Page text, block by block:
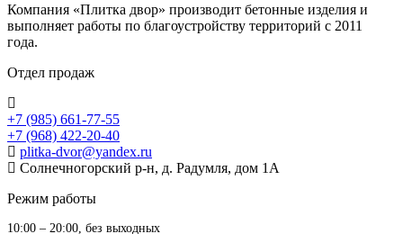
Компания «Плитка двор» производит бетонные изделия и
выполняет работы по благоустройству территорий с 2011
года.
Отдел продаж
+7 (985) 661-77-55
+7 (968) 422-20-40
plitka-dvor@yandex.ru
Солнечногорский р-н, д. Радумля, дом 1А
Режим работы
10:00 – 20:00, без выходных